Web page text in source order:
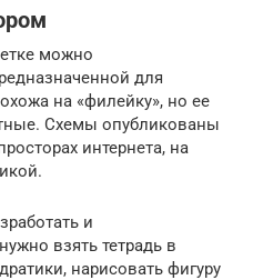
можно
для
на «филейку», но ее
Схемы опубликованы
интернета, на
и
взять тетрадь в
нарисовать фигуру